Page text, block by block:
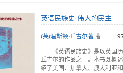
英语民族史·伟大的民主
(英)温斯顿·丘吉尔著 著
《英语民族史》是以英国
丘吉尔的作品之一。本书既概
绍了美国、加拿大、澳大利亚